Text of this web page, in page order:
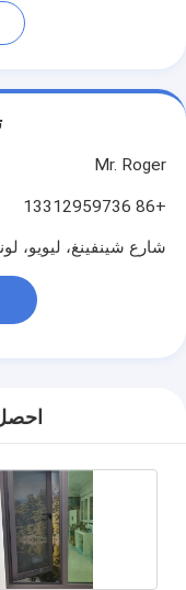
Mr. Roger
+86 13312959736
شارع شينفينغ، ليويو،